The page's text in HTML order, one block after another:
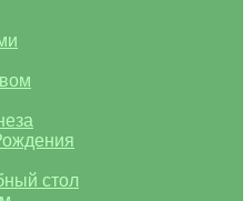
стол